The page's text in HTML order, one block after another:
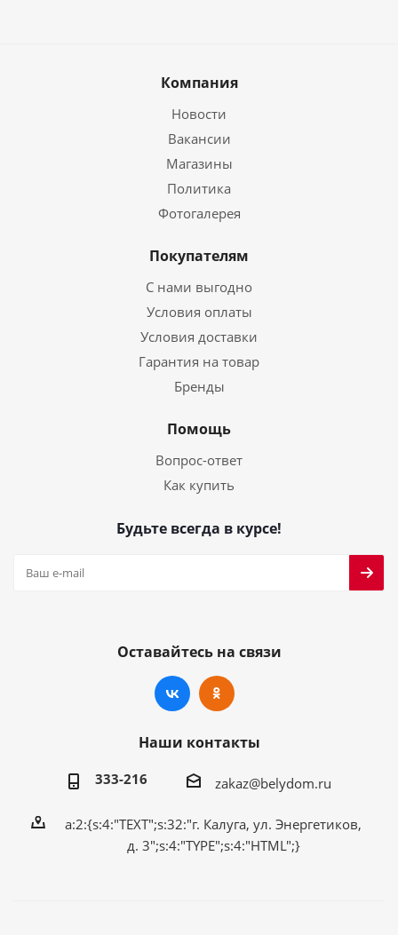
Компания
Новости
Вакансии
Магазины
Политика
Фотогалерея
Покупателям
С нами выгодно
Условия оплаты
Условия доставки
Гарантия на товар
Бренды
Помощь
Вопрос-ответ
Как купить
Будьте всегда в курсе!
Оставайтесь на связи
Наши контакты
333-216 zakaz@belydom.ru
a:2:{s:4:"TEXT";s:32:"г. Калуга, ул. Энергетиков,
д. 3";s:4:"TYPE";s:4:"HTML";}